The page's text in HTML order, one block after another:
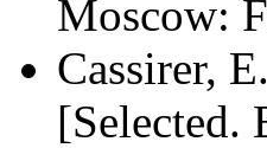
Moscow:
Cassirer,
[Selected.